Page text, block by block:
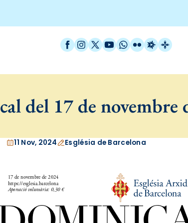
Facebook
Instagram
X / Twitter
YouTube
WhatsApp
FlickrRadio
del 17 de novembre
11 Nov, 2024 Església de Barcelona